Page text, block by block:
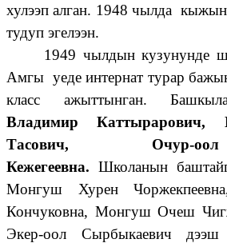
хулээп алган. 1948 чылда
тудуп эгелээн.
1949 чылдын кузунунде
Амгы уеде интернат турар
класс ажыттынган.
Владимир Каттырарович,
Тасович, Очур-
Кежегеевна. Школанын
Монгуш Хурен
Кончуковна, Монгуш Очеш
Экер-оол Сырбыкаевич дээш